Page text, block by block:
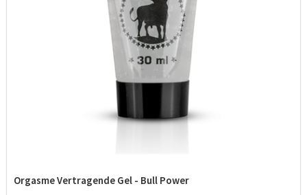
Orgasme Vertragende Gel - Bull Power